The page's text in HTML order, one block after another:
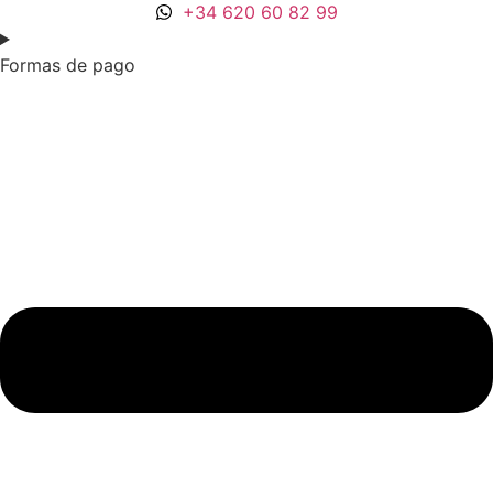
+34 620 60 82 99
Formas de pago